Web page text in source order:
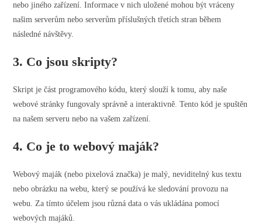
nebo jiného zařízení. Informace v nich uložené mohou být vráceny
našim serverům nebo serverům příslušných třetích stran během
následné návštěvy.
3. Co jsou skripty?
Skript je část programového kódu, který slouží k tomu, aby naše
webové stránky fungovaly správně a interaktivně. Tento kód je spuštěn
na našem serveru nebo na vašem zařízení.
4. Co je to webový maják?
Webový maják (nebo pixelová značka) je malý, neviditelný kus textu
nebo obrázku na webu, který se používá ke sledování provozu na
webu. Za tímto účelem jsou různá data o vás ukládána pomocí
webových majáků.